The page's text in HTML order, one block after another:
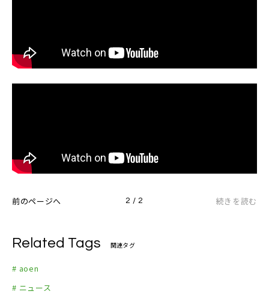
前のページへ 2 / 2 続きを読む
Related Tags 関連タグ
# aoen
# ニュース